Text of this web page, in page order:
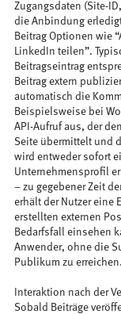
Zugangsdaten (Site-
die Anbindung
Beitrag Optionen wie
LinkedIn teilen”.
Beitragseintrag
Beitrag extern
automatisch die
Beispielsweise bei
API-Aufruf aus, der
Seite übermittelt und
wird entweder sofort
Unternehmensprofil
– zu gegebener Zeit
erhält der Nutzer eine
erstellten externen
Bedarfsfall einsehen
Anwender, ohne die
Publikum zu erreichen.
Interaktion nach der
Sobald Beiträge